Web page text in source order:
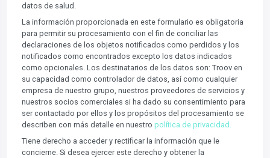
datos de salud.
La información proporcionada en este formulario es obligatoria
para permitir su procesamiento con el fin de conciliar las
declaraciones de los objetos notificados como perdidos y los
notificados como encontrados excepto los datos indicados
como opcionales. Los destinatarios de los datos son: Troov en
su capacidad como controlador de datos, así como cualquier
empresa de nuestro grupo, nuestros proveedores de servicios y
nuestros socios comerciales si ha dado su consentimiento para
ser contactado por ellos y los propósitos del procesamiento se
describen con más detalle en nuestro política de privacidad.
Tiene derecho a acceder y rectificar la información que le
concierne. Si desea ejercer este derecho y obtener la